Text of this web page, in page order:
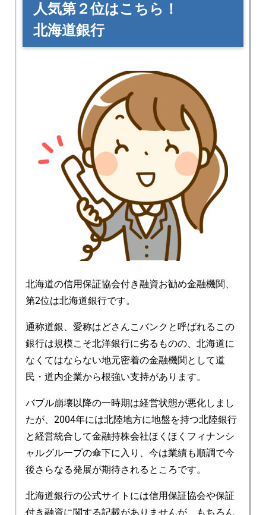
人気第２位はこちら！
北海道銀行
北海道の信用保証協会付き融資お勧め金融機関、
第2位は北海道銀行です。
通称道銀、愛称はどさんこバンクと呼ばれるこの
銀行は規模こそ北洋銀行に劣るものの、北海道に
なくてはならない地元密着の金融機関として道
民・道内企業から根強い支持があります。
バブル崩壊以降の一時期は経営状態が悪化しまし
たが、2004年には北陸地方に地盤を持つ北陸銀行
と経営統合して金融持株会社ほくほくフィナンシ
ャルグループの傘下に入り、今は業績も順調で今
後さらなる発展が期待されるところです。
北海道銀行の公式サイトには信用保証協会や保証
付き融資に関する記載がありませんが、もちろん